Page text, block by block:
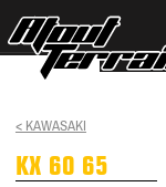
< KAWASAKI
KX 60 65